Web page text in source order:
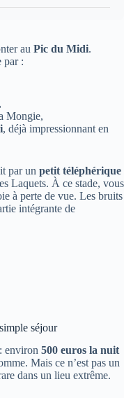
au Pic du Midi.
par :
Mongie,
, déjà impressionnant en
par un petit téléphérique
Laquets. À ce stade, vous
à perte de vue. Les bruits
intégrante de
séjour
environ 500 euros la nuit
Mais ce n’est pas un
dans un lieu extrême.